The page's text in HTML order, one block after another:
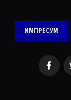
ИМПРЕСУМ